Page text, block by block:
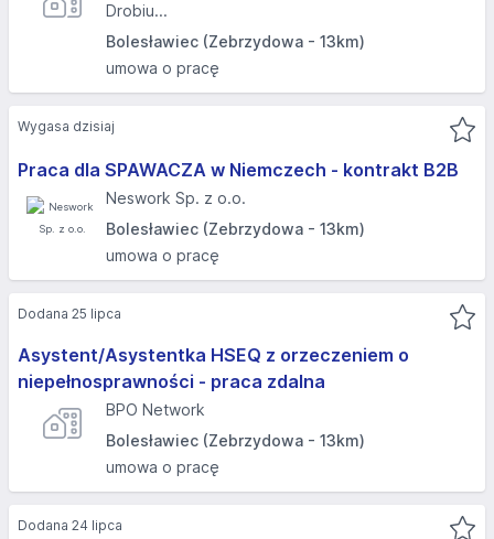
Drobiu...
Bolesławiec (Zebrzydowa - 13km)
umowa o pracę
Praca dla SPAWACZA w Niemczech - kontrakt B2B
Neswork Sp. z o.o.
Bolesławiec (Zebrzydowa - 13km)
umowa o pracę
Wygasa dzisiaj
Asystent/Asystentka HSEQ z orzeczeniem o
niepełnosprawności - praca zdalna
BPO Network
Bolesławiec (Zebrzydowa - 13km)
umowa o pracę
Dodana 25 lipca
Dodana 24 lipca